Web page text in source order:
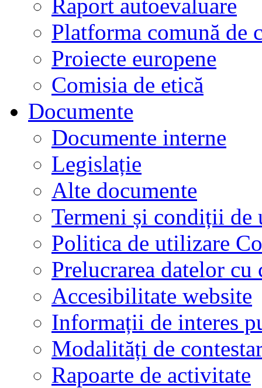
Raport autoevaluare
Platforma comună de
Proiecte europene
Comisia de etică
Documente
Documente interne
Legislație
Alte documente
Termeni și condiții de
Politica de utilizare
Prelucrarea datelor cu
Accesibilitate website
Informații de interes
Modalități de
Rapoarte de activitate